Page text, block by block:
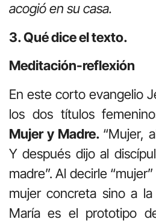
acogió en su casa.
3. Qué dice el texto.
Meditación-reflexión
En este corto evangelio
los dos títulos
Mujer y Madre. “Mujer,
Y después dijo al
madre”. Al decirle
mujer concreta sino a
María es el prototipo